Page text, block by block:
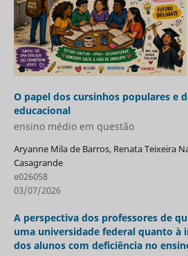
O papel dos cursinhos populares e
educacional
ensino médio em questão
Aryanne Mila de Barros, Renata Teixeira
Casagrande
e026058
03/07/2026
A perspectiva dos professores de
uma universidade federal quanto à
dos alunos com deficiência no